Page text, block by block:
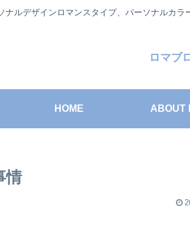
ナルデザインロマンスタイプ、パーソナルカ
ロマブ
HOME ABOUT
情